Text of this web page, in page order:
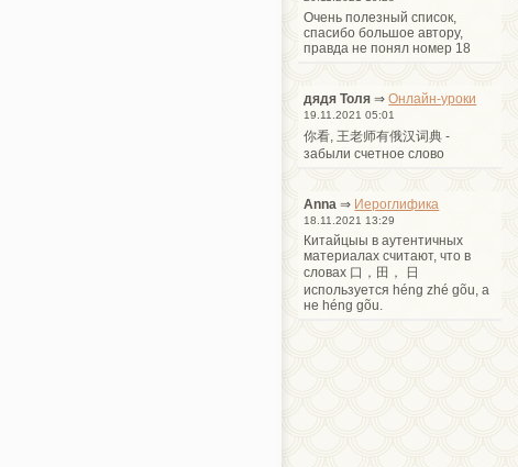
Очень полезный список,
спасибо большое автору,
правда не понял номер 18
дядя Толя ⇒Онлайн-уроки
19.11.2021 05:01
你看, 王老师有俄汉词典 -
забыли счетное слово
Anna ⇒ Иероглифика
18.11.2021 13:29
Китайцыы в аутентичных
материалах считают, что в
словах 口，田， 日
используется héng zhé gõu, а
не héng gõu.